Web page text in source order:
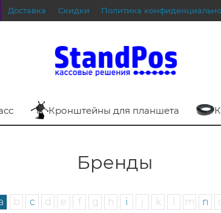
Доставка Скидки Политика
Кронштейны для планшета
Бренды
b c d e f g h i j k m n